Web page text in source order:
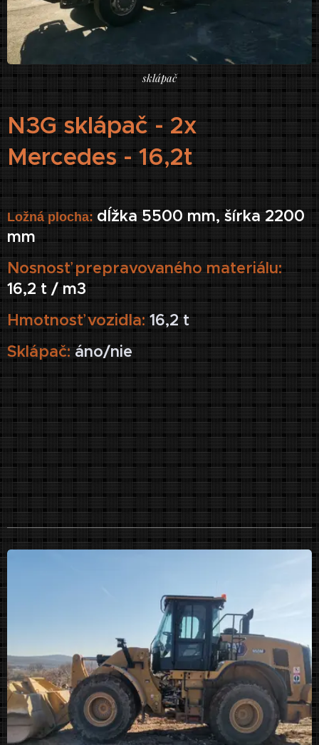
sklápač
N3G sklápač - 2x
Mercedes - 16,2t
Ložná plocha: dĺžka 5500 mm, šírka 2200
mm
Nosnosť prepravovaného materiálu:
16,2 t / m3
Hmotnosť vozidla:16,2 t
Sklápač:áno/nie